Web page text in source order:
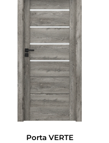
Porta VERTE